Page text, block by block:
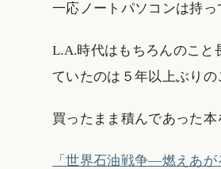
一応ノートパソコンは持っ
L.A.時代はもちろんのこと
ていたのは５年以上ぶり
買ったまま積んであった本
「世界石油戦争―燃えあが